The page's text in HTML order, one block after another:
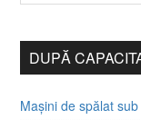
DUPĂ
Mașini de spălat